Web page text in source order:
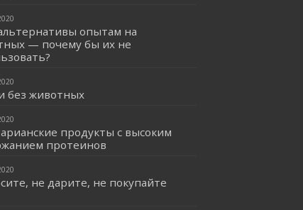
опытам на
— почему бы их не
без животных
продукты с высоким
протеинов
не дарите, не покупайте